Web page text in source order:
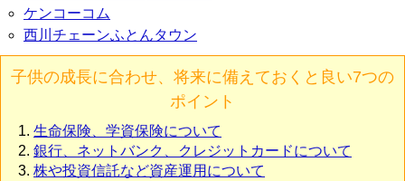
ケンコーコム
西川チェーンふとんタウン
子供の成長に合わせ、将来に備えておくと良い7つの
ポイント
生命保険、学資保険について
銀行、ネットバンク、クレジットカードについて
株や投資信託など資産運用について